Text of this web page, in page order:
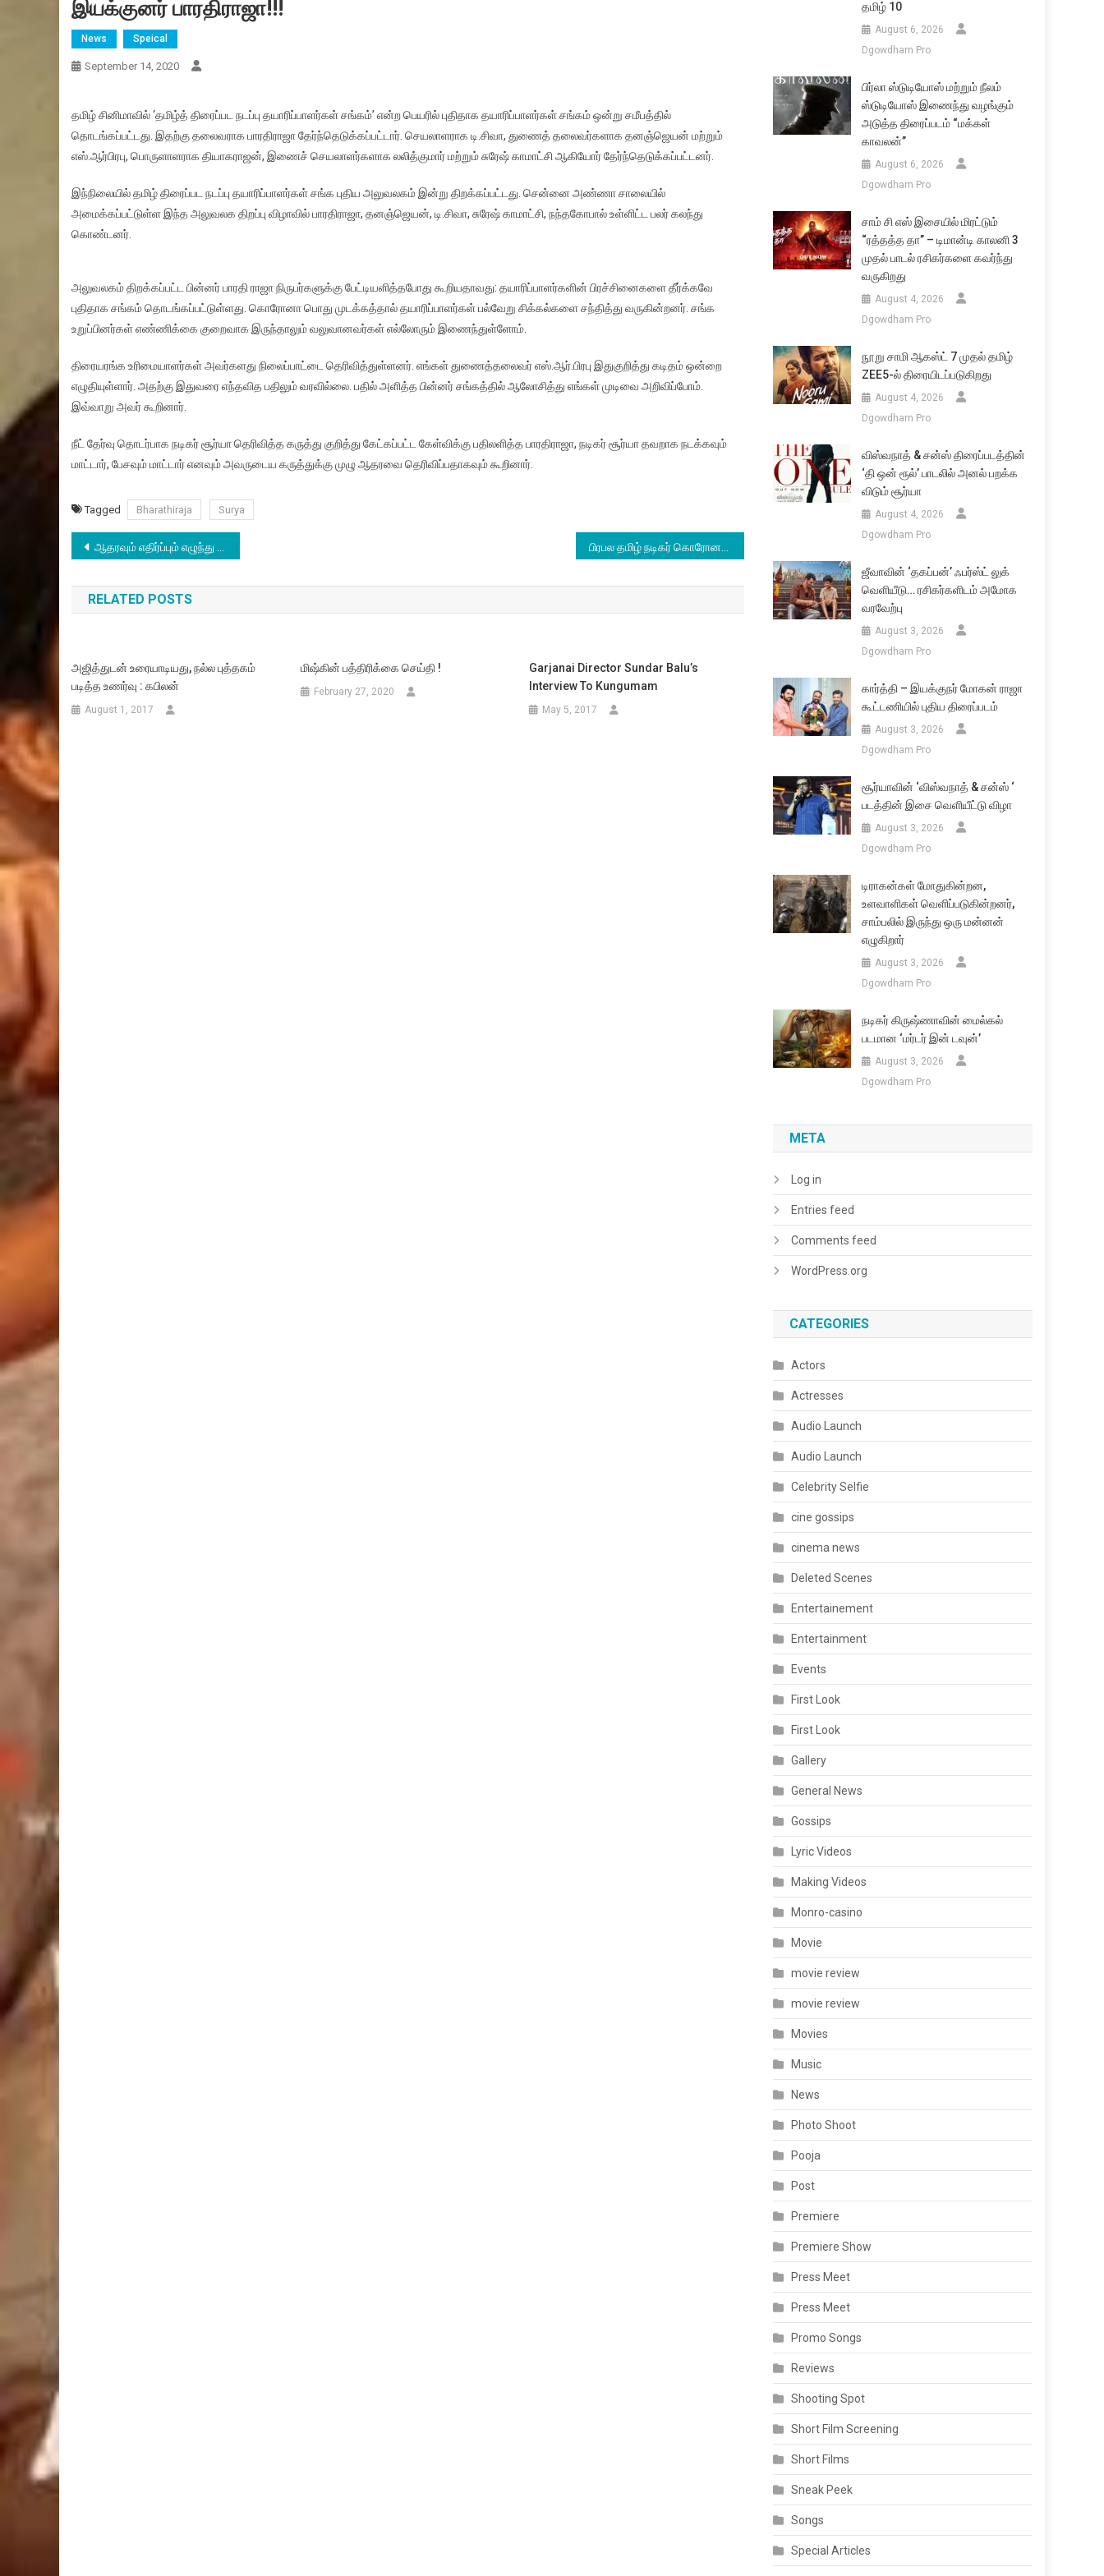
இயக்குனர் பாரதிராஜா!!!
News Speical
September 14, 2020
தமிழ் சினிமாவில் ‘தமிழ்த் திரைப்பட நடப்பு தயாரிப்பாளர்கள் சங்கம்’ என்ற பெயரில் புதிதாக தயாரிப்பாளர்கள் சங்கம் ஒன்று சமீபத்தில்
தொடங்கப்பட்டது. இதற்கு தலைவராக பாரதிராஜா தேர்ந்தெடுக்கப்பட்டார். செயலாளராக டி.சிவா, துணைத் தலைவர்களாக தனஞ்ஜெயன் மற்றும்
எஸ்.ஆர்பிரபு, பொருளாளராக தியாகராஜன், இணைச் செயலாளர்களாக லலித்குமார் மற்றும் சுரேஷ் காமாட்சி ஆகியோர் தேர்ந்தெடுக்கப்பட்டனர்.
இந்நிலையில் தமிழ் திரைப்பட நடப்பு தயாரிப்பாளர்கள் சங்க புதிய அலுவலகம் இன்று திறக்கப்பட்டது. சென்னை அண்ணா சாலையில்
அமைக்கப்பட்டுள்ள இந்த அலுவலக திறப்பு விழாவில் பாரதிராஜா, தனஞ்ஜெயன், டி.சிவா, சுரேஷ் காமாட்சி, நந்தகோபால் உள்ளிட்ட பலர் கலந்து
கொண்டனர்.
அலுவலகம் திறக்கப்பட்ட பின்னர் பாரதி ராஜா நிருபர்களுக்கு பேட்டியளித்தபோது கூறியதாவது: தயாரிப்பாளர்களின் பிரச்சினைகளை தீர்க்கவே
புதிதாக சங்கம் தொடங்கப்பட்டுள்ளது. கொரோனா பொது முடக்கத்தால் தயாரிப்பாளர்கள் பல்வேறு சிக்கல்களை சந்தித்து வருகின்றனர். சங்க
உறுப்பினர்கள் எண்ணிக்கை குறைவாக இருந்தாலும் வலுவானவர்கள் எல்லோரும் இணைந்துள்ளோம்.
திரையரங்க உரிமையாளர்கள் அவர்களது நிலைப்பாட்டை தெரிவித்துள்ளனர். எங்கள் துணைத்தலைவர் எஸ்.ஆர்.பிரபு இதுகுறித்து கடிதம் ஒன்றை
எழுதியுள்ளார். அதற்கு இதுவரை எந்தவித பதிலும் வரவில்லை. பதில் அளித்த பின்னர் சங்கத்தில் ஆலோசித்து எங்கள் முடிவை அறிவிப்போம்.
இவ்வாறு அவர் கூறினார்.
நீட் தேர்வு தொடர்பாக நடிகர் சூர்யா தெரிவித்த கருத்து குறித்து கேட்கப்பட்ட கேள்விக்கு பதிலளித்த பாரதிராஜா, நடிகர் சூர்யா தவறாக நடக்கவும்
மாட்டார், பேசவும் மாட்டார் எனவும் அவருடைய கருத்துக்கு முழு ஆதரவை தெரிவிப்பதாகவும் கூறினார்.
Tagged Bharathiraja Surya
Post
navigation
ஆதரவும் எதிர்ப்பும் எழுந்து வரும் நடிகர் சூர்யாவின் நீட் தேர்வு குறித்த கருத்து பிரபல தமிழ் நடிகர் கொரோனவால் மரணம்!!!
RELATED POSTS
அஜித்துடன் உரையாடியது, நல்ல புத்தகம்
படித்த உணர்வு : கபிலன்
August 1, 2017
மிஷ்கின் பத்திரிக்கை செய்தி !
February 27, 2020
Garjanai Director Sundar Balu’s
Interview To Kungumam
May 5, 2017
தமிழ் 10
August 6, 2026
Dgowdham Pro
பிர்லா ஸ்டுடியோஸ் மற்றும் நீலம்
ஸ்டுடியோஸ் இணைந்து வழங்கும்
அடுத்த திரைப்படம் “மக்கள்
காவலன்”
August 6, 2026
Dgowdham Pro
சாம் சி எஸ் இசையில் மிரட்டும்
“ரத்தத்த தா” – டிமான்டி காலனி 3
முதல் பாடல் ரசிகர்களை கவர்ந்து
வருகிறது
August 4, 2026
Dgowdham Pro
நூறு சாமி ஆகஸ்ட் 7 முதல் தமிழ்
ZEE5-ல் திரையிடப்படுகிறது
August 4, 2026
Dgowdham Pro
விஸ்வநாத் & சன்ஸ் திரைப்படத்தின்
‘தி ஒன் ரூல்’ பாடலில் அனல் பறக்க
விடும் சூர்யா
August 4, 2026
Dgowdham Pro
ஜீவாவின் ‘தகப்பன்’ ஃபர்ஸ்ட் லுக்
வெளியீடு… ரசிகர்களிடம் அமோக
வரவேற்பு
August 3, 2026
Dgowdham Pro
கார்த்தி – இயக்குநர் மோகன் ராஜா
கூட்டணியில் புதிய திரைப்படம்
August 3, 2026
Dgowdham Pro
சூர்யாவின் ‘விஸ்வநாத் & சன்ஸ் ‘
படத்தின் இசை வெளியீட்டு விழா
August 3, 2026
Dgowdham Pro
டிராகன்கள் மோதுகின்றன,
உளவாளிகள் வெளிப்படுகின்றனர்,
சாம்பலில் இருந்து ஒரு மன்னன்
எழுகிறார்
August 3, 2026
Dgowdham Pro
நடிகர் கிருஷ்ணாவின் மைல்கல்
படமான ‘மர்டர் இன் டவுன்’
August 3, 2026
Dgowdham Pro
META
Log in
Entries feed
Comments feed
WordPress.org
CATEGORIES
Actors
Actresses
Audio Launch
Audio Launch
Celebrity Selfie
cine gossips
cinema news
Deleted Scenes
Entertainement
Entertainment
Events
First Look
First Look
Gallery
General News
Gossips
Lyric Videos
Making Videos
Monro-casino
Movie
movie review
movie review
Movies
Music
News
Photo Shoot
Pooja
Post
Premiere
Premiere Show
Press Meet
Press Meet
Promo Songs
Reviews
Shooting Spot
Short Film Screening
Short Films
Sneak Peek
Songs
Special Articles